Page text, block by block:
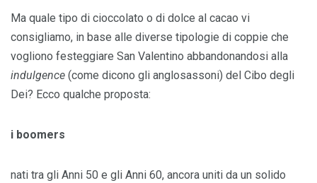
Ma quale tipo di cioccolato o di dolce al cacao vi
consigliamo, in base alle diverse tipologie di coppie che
vogliono festeggiare San Valentino abbandonandosi alla
indulgence (come dicono gli anglosassoni) del Cibo degli
Dei? Ecco qualche proposta:
i boomers
nati tra gli Anni 50 e gli Anni 60, ancora uniti da un solido